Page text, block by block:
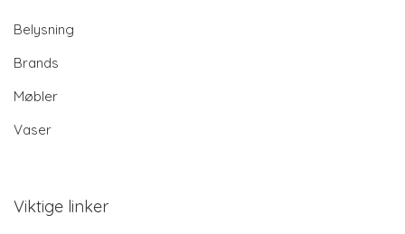
Belysning
Brands
Møbler
Vaser
Viktige linker